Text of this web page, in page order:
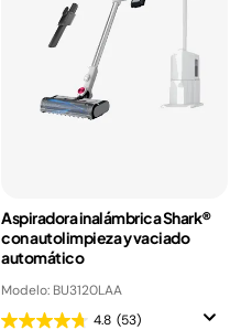
Aspiradora inalámbrica Shark®
con autolimpieza y vaciado
automático
Modelo: BU3120LAA
4.8 (53)